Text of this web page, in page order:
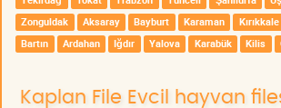
Zonguldak
Aksaray Bayburt Karaman Kırıkkale
Bartın
Ardahan Iğdır Yalova Karabük Kilis
Kaplan File Evcil hayvan